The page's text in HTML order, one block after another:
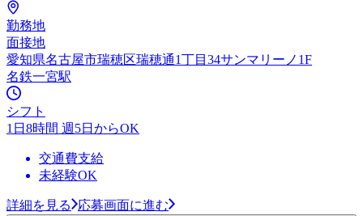
勤務地
面接地
愛知県名古屋市瑞穂区瑞穂通1丁目34サンマリーノ1F
名鉄一宮駅
シフト
1日8時間 週5日からOK
交通費支給
未経験OK
詳細を見る 応募画面に進む